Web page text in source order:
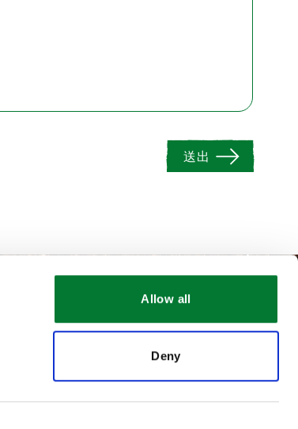
Allow all
Deny
送出